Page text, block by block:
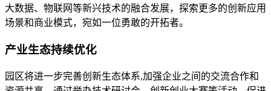
大数据、物联网等新兴技术的融合发展，探索更多的创新应用
场景和商业模式，宛如一位勇敢的开拓者。
产业生态持续优化
园区将进一步完善创新生态体系,加强企业之间的交流合作和